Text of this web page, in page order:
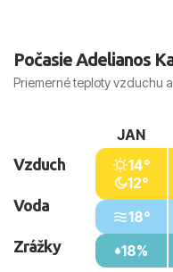
Počasie Adelianos
Priemerné teploty vzduchu
Vzduch
Voda
Zrážky
JAN
14°
12°
18°
18%